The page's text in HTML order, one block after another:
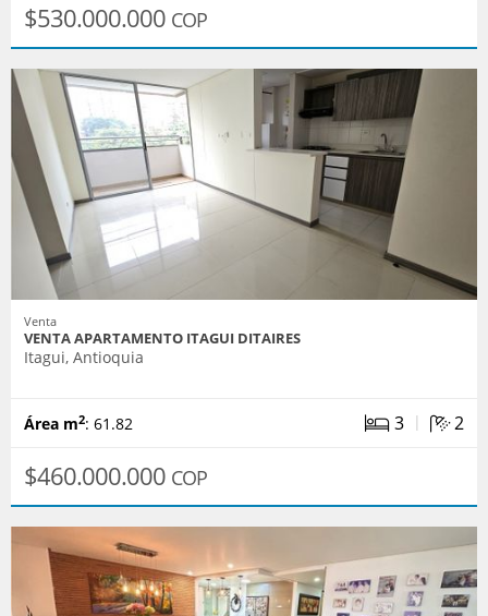
$530.000.000 COP
Venta
VENTA APARTAMENTO ITAGUI DITAIRES
Itagui, Antioquia
Área m2: 61.82 3 | 2
$460.000.000 COP